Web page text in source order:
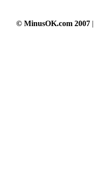
© MinusOK.com 2007 |